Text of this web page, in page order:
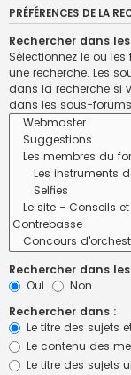
PRÉFÉRENCES DE LA
Rechercher dans
Sélectionnez le ou
une recherche. Les
dans la recherche si
dans les sous-
Rechercher dans
Oui
Non
Rechercher dans :
Le titre des sujets
Le contenu des
Le titre des sujets